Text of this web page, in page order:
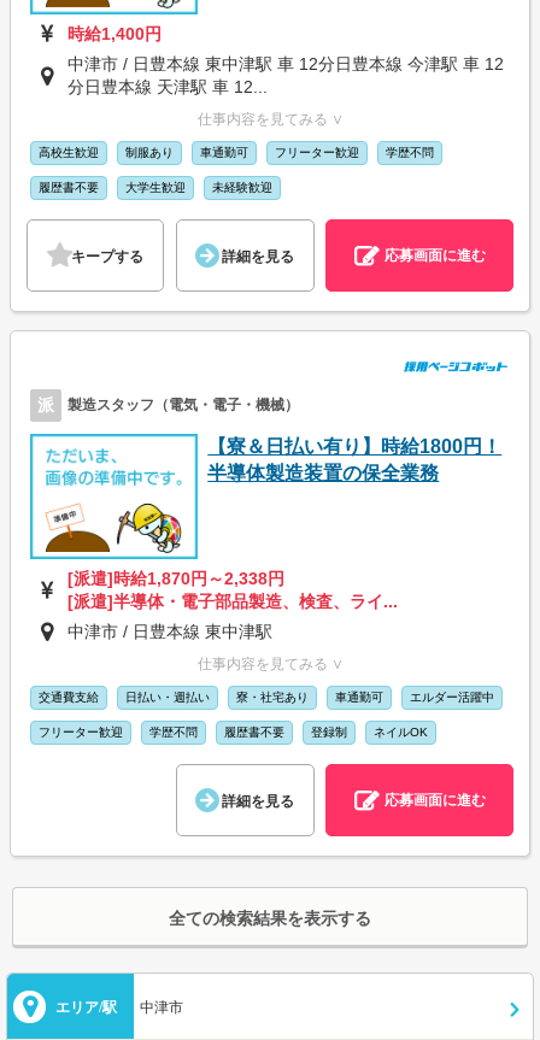
時給1,400円
中津市 / 日豊本線 東中津駅 車 12分日豊本線 今津駅 車 12
分日豊本線 天津駅 車 12...
仕事内容を見てみる ∨
高校生歓迎 制服あり 車通勤可 フリーター歓迎 学歴不問
履歴書不要 大学生歓迎 未経験歓迎
キープする 詳細を見る 応募画面に進む
派 製造スタッフ（電気・電子・機械）
【寮＆日払い有り】時給1800円！
半導体製造装置の保全業務
[派遣]時給1,870円～2,338円
[派遣]半導体・電子部品製造、検査、ライ...
中津市 / 日豊本線 東中津駅
仕事内容を見てみる ∨
交通費支給 日払い・週払い 寮・社宅あり 車通勤可 エルダー活躍中
フリーター歓迎 学歴不問 履歴書不要 登録制 ネイルOK
詳細を見る 応募画面に進む
全ての検索結果を表示する
エリア/駅 中津市